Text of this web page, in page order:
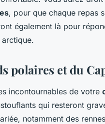
, pour que chaque repas
également là pour
polaires et du
incontournables de votre
qui resteront
notamment des